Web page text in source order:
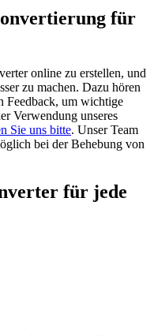
für
online zu erstellen, und
zu machen. Dazu hören
Feedback, um wichtige
Verwendung unseres
Sie uns bitte. Unser Team
bei der Behebung von
für jede